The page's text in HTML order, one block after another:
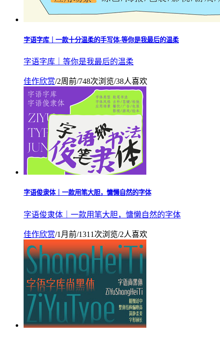
字语字库｜一款十分温柔的手写体-等你是我最后的温柔
字语字库｜等你是我最后的温柔
佳作欣赏/2周前/748次浏览/38人喜欢
字语俊隶体｜一款用笔大胆，慵懒自然的字体
字语俊隶体｜一款用笔大胆，慵懒自然的字体
佳作欣赏/1月前/1311次浏览/2人喜欢